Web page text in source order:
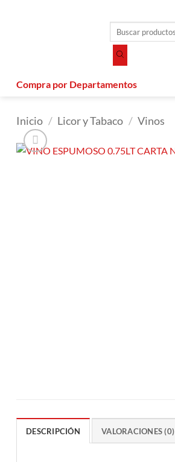
productos
Compra por Departamentos
Inicio / Licor y Tabaco / Vinos
DESCRIPCIÓN VALORACIONES (0)